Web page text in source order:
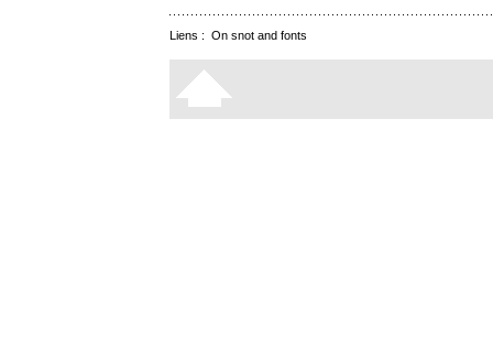
Liens : On snot and fonts